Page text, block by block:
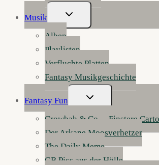
Musik
Untermenü
Umschalten
Alben
Playlisten
Verfluchte Platten
Fantasy Musikgeschichte
Fantasy Fun
Untermenü
Umschalten
Crowbah & Co. – Finstere
Der Arkane Moosverhetzer
The Daily Meme
GB Pics aus der Hölle